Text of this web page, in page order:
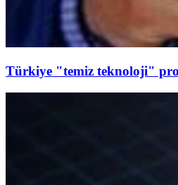
Türkiye "temiz teknoloji"